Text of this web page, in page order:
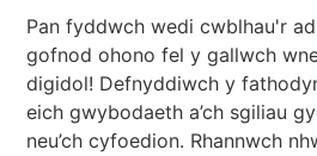
Pan fyddwch wedi cwblhau'r
gofnod ohono fel y gallwch
digidol! Defnyddiwch y
eich gwybodaeth a’ch sgiliau
neu’ch cyfoedion. Rhannwch